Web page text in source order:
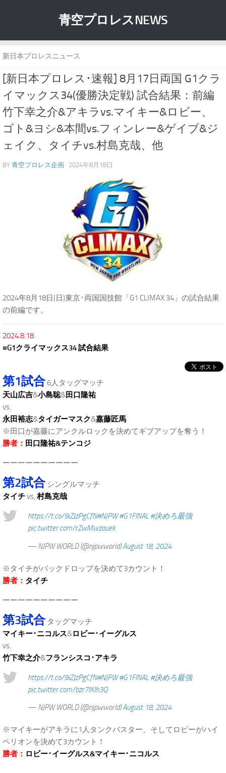
青空プロレスNEWS
新日本プロレスニュース
[新日本プロレス･速報] 8月17日両国 G1クラ
イマックス34(優勝決定戦) 試合結果：前編
竹下幸之介&アキラvs.マイキー&ロビー、
ゴト&ヨシ&本間vs.フィンレー&ゲイブ&ジ
ェイク、タイチvs.村島克哉、他
BY 青空プロレス企画 · 2024年8月18日
2024年8月18日(日)東京･両国国技館「G1 CLIMAX 34」の試合結果
の前編です。
2024.8.18
■G1クライマックス34 試合結果
第1試合6人タッグマッチ
天山広吉&小島聡&田口隆祐
vs.
永田裕志&タイガーマスク&嘉藤匠馬
※田口が嘉藤にアンクルロックを決めてギブアップを奪う！
勝者： 田口隆祐&テンコジ
ーーーーーーーーーー
第2試合シングルマッチ
タイチvs,村島克哉
https://t.co/9iZJzPgCfN#NJPW #G1FINAL #決めろ最強
pic.twitter.com/rZwMwzauek
— NJPW WORLD (@njpwworld)August 18, 2024
※タイチがバックドロップを決めて3カウント！
勝者： タイチ
ーーーーーーーーーー
第3試合タッグマッチ
マイキー･ニコルス&ロビー･イーグルス
vs.
竹下幸之介&フランシスコ･アキラ
https://t.co/9iZJzPgCfN#NJPW #G1FINAL #決めろ最強
pic.twitter.com/bzr7lKlh3Q
— NJPW WORLD (@njpwworld)August 18, 2024
※マイキーがアキラに1人タンクバスター、そしてロビーがハイ
ペリオンを決めて3カウント！
勝者： ロビー･イーグルス&マイキー･ニコルス